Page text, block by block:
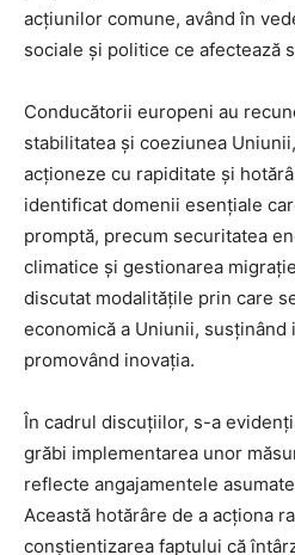
acțiunilor comune, având în
sociale și politice ce afectează
Conducătorii europeni au
stabilitatea și coeziunea
acționeze cu rapiditate și
identificat domenii esențiale
promptă, precum securitatea
climatice și gestionarea
discutat modalitățile prin care
economică a Uniunii,
promovând inovația.
În cadrul discuțiilor, s-a
grăbi implementarea unor
reflecte angajamentele
Această hotărâre de a acționa
conștientizarea faptului că